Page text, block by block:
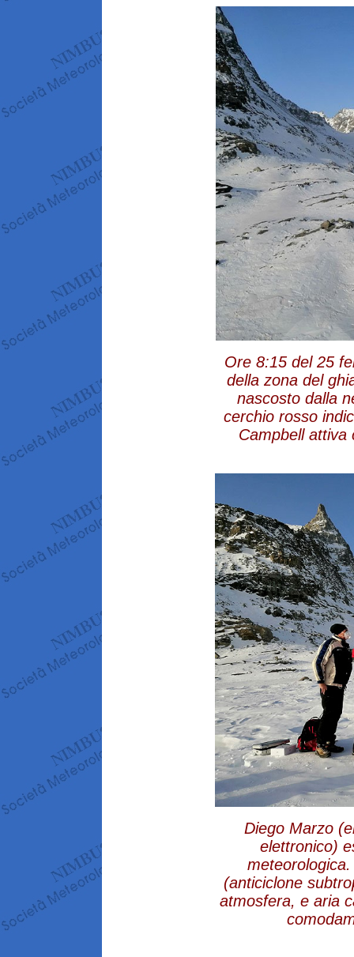
Ore 8:15 del 25
della zona del
nascosto dalla
cerchio rosso
Campbell attiva
Diego Marzo
elettronico)
(anticiclone
atmosfera, e aria